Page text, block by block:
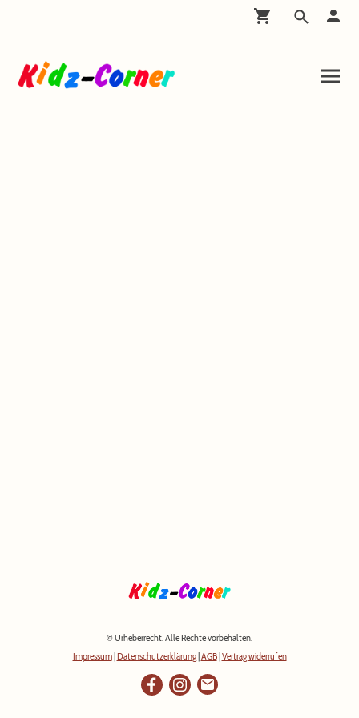
© Urheberrecht. Alle Rechte vorbehalten.
Impressum| Datenschutzerklärung| AGB| Vertrag widerrufen